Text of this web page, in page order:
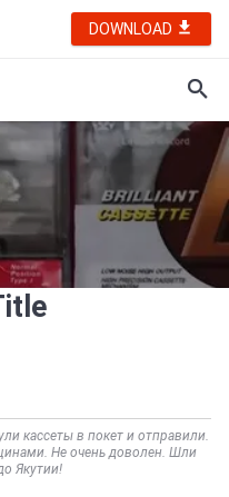
DOWNLOAD
кассеты в покет и отправили.
Не очень доволен. Шли
Якутии!